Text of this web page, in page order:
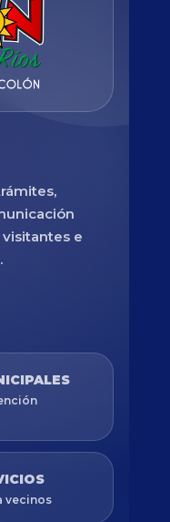
e
vecinos